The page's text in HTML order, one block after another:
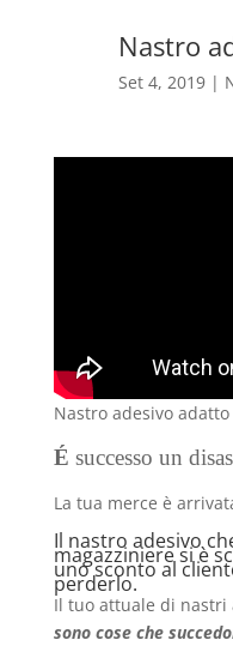
Nastro
Set 4, 2019|
Nastro adesivo adatto
É successo un
La tua merce è
Il nastro adesivo
magazziniere si è
uno sconto al
perderlo.
Il tuo attuale di nastri
sono cose che